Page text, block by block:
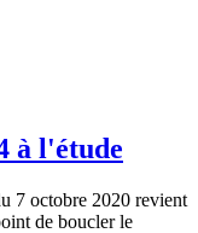
à l'étude
7 octobre 2020 revient
de boucler le